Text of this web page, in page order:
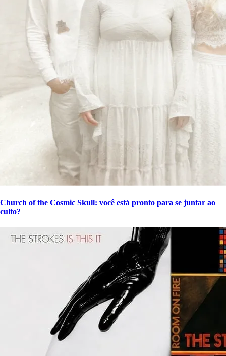
Church of the Cosmic Skull: você está pronto para se juntar ao
culto?